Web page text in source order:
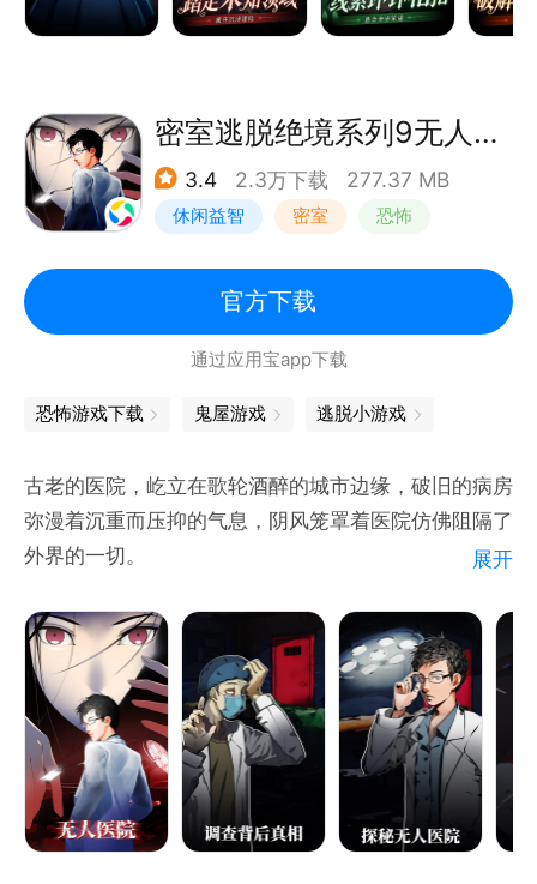
细微的地方，大胆的尝试，就会有意想不到的组合惊
【引人入胜剧情内容，揭开掩埋神秘真相】
几十个故事均是全新编撰，跌宕起伏但绝不狗血，体验
感超丰富，带入感绝绝子；情节和线索之间环环相扣，
答案层层浮出水面。
出色精美CG动画和场景画面融合自然无BUG，人物建
筑等精雕细琢，细致入微。
【签到福利领取不停，解锁成就获得奖励】
超值福利免费获取，诚心诚意让你在故事里顺利探索，
密室逃脱绝境系列9无人医院
3.4 2.3万下载 277.37 MB
休闲益智 密室 恐怖
官方下载
通过应用宝app下载
恐怖游戏下载 鬼屋游戏 逃脱小游戏
古老的医院，屹立在歌轮酒醉的城市边缘，破旧的病房
弥漫着沉重而压抑的气息，阴风笼罩着医院仿佛阻隔了
外界的一切。
莫名丧失意识并死亡，多次鉴定却无迹可寻其原因，本
以为只能当做一场意外，却在一次治疗中偶然发现了端
倪，此等情况不再是个例。
不断有人被剥夺生的意志，如同行尸走肉，虽生犹死。
似乎所有的真相都将随丧失意识的病人就此掩埋。为了
弄清真相创办医院，叶修在治疗病人的同时，也将一步
步揭开真相的面纱......
展开